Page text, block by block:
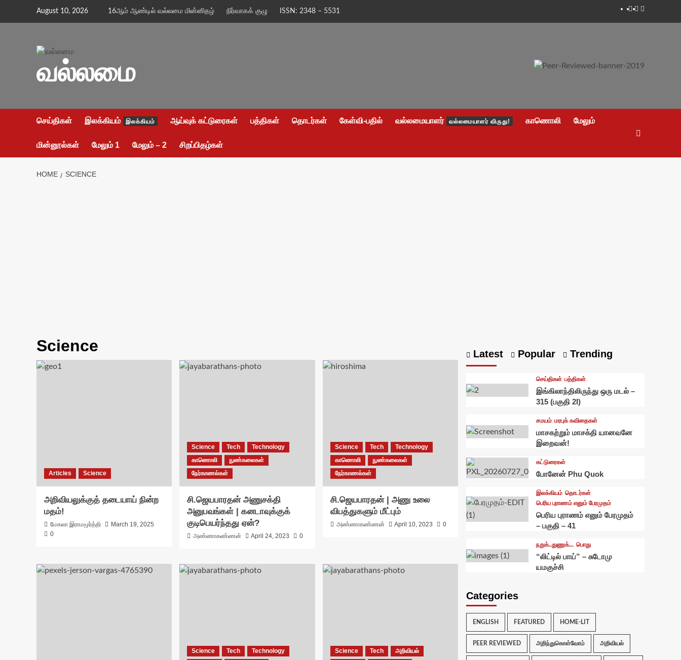
August 10, 2026 16ஆம் ஆண்டில் வல்லமை மின்னிதழ் நிர்வாகக் குழு ISSN: 2348 – 5531 Facebook
Twitter
Youtube
வல்லமை
செய்திகள் இலக்கியம் இலக்கியம் ஆய்வுக் கட்டுரைகள் பத்திகள் தொடர்கள் கேள்வி-பதில் வல்லமையாளர் வல்லமையாளர் விருது! காணொலி மேலும்
மின்னூல்கள் மேலும் 1 மேலும் – 2 சிறப்பிதழ்கள்
HOME SCIENCE
Science
Articles Science
அறிவியலுக்குத் தடையாய் நின்ற
மதம்!
மேகலா இராமமூர்த்தி
March 19, 2025
0
Science Tech
Technology
காணொலி
நுண்கலைகள்
நேர்காணல்கள்
சி.ஜெயபாரதன் அணுசக்தி
அனுபவங்கள் | கனடாவுக்குக்
குடிபெயர்ந்தது ஏன்?
அண்ணாகண்ணன் April 24, 2023 0
Science Tech
Technology
காணொலி
நுண்கலைகள்
நேர்காணல்கள்
சி.ஜெயபாரதன் | அணு உலை
விபத்துகளும் மீட்பும்
அண்ணாகண்ணன் April 10, 2023 0
Science Tech
Technology
Science Tech
அறிவியல்
Latest Popular Trending
செய்திகள் பத்திகள்
இங்கிலாந்திலிருந்து ஒரு மடல் –
315 (பகுதி 2I)
சமயம் மரபுக் கவிதைகள்
மாசகற்றும் மாசக்தி யானவனே
இறைவன்!
கட்டுரைகள்
போனேன் Phu Quok
இலக்கியம் தொடர்கள்
பெரிய புராணம் எனும் பேரமுதம்
பெரிய புராணம் எனும் பேரமுதம்
– பகுதி – 41
நறுக்..துணுக்... பொது
“லிட்டில் பாய்” – சுடோமு
யமகுச்சி
Categories
ENGLISH FEATURED HOME-LIT
PEER REVIEWED அறிந்துகொள்வோம் அறிவியல்